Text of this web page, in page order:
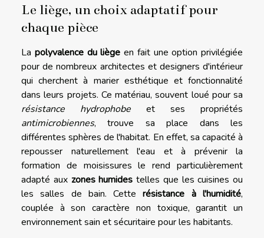
Le liège, un choix adaptatif pour
chaque pièce
La polyvalence du liège en fait une option privilégiée
pour de nombreux architectes et designers d'intérieur
qui cherchent à marier esthétique et fonctionnalité
dans leurs projets. Ce matériau, souvent loué pour sa
résistance hydrophobe et ses propriétés
antimicrobiennes, trouve sa place dans les
différentes sphères de l'habitat. En effet, sa capacité à
repousser naturellement l'eau et à prévenir la
formation de moisissures le rend particulièrement
adapté aux zones humides telles que les cuisines ou
les salles de bain. Cetterésistance à l'humidité,
couplée à son caractère non toxique, garantit un
environnement sain et sécuritaire pour les habitants.